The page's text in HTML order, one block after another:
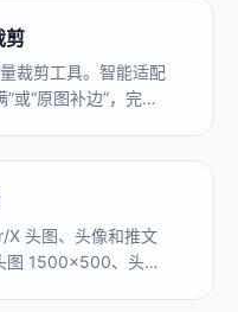
剪
裁剪工具。智能适配
或“原图补边”，完美
X 头图、头像和推文
图 1500×500、头像